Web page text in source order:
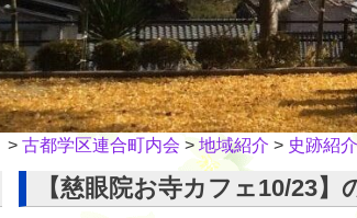
> 古都学区連合町内会 > 地域紹介 > 史跡紹介
【慈眼院お寺カフェ10/23】